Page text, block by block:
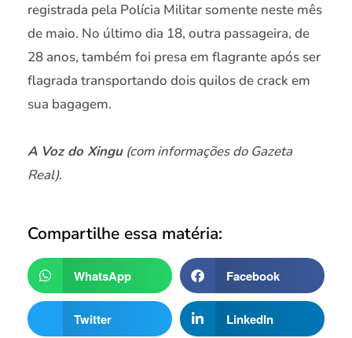
registrada pela Polícia Militar somente neste mês
de maio. No último dia 18, outra passageira, de
28 anos, também foi presa em flagrante após ser
flagrada transportando dois quilos de crack em
sua bagagem.
A Voz do Xingu(com informações do Gazeta
Real).
Compartilhe essa matéria:
WhatsApp Facebook
Twitter LinkedIn